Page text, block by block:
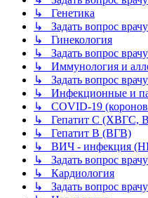
↳ Генетика
↳ Задать вопрос
↳ Гинекология
↳ Задать вопрос
↳ Иммунология и
↳ Задать вопрос
↳ Инфекционные и
↳ COVID-19
↳ Гепатит C (ХВГС,
↳ Гепатит B (ВГВ)
↳ ВИЧ - инфекция
↳ Задать вопрос
↳ Кардиология
↳ Задать вопрос